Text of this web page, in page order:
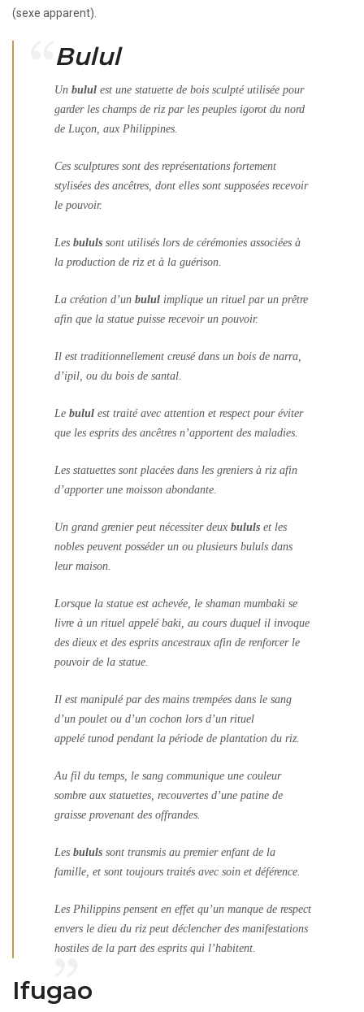
(sexe apparent).
Bulul
Un bulul est une statuette de bois sculpté utilisée pour
garder les champs de riz par les peuples igorot du nord
de Luçon, aux Philippines.
Ces sculptures sont des représentations fortement
stylisées des ancêtres, dont elles sont supposées recevoir
le pouvoir.
Les bululs sont utilisés lors de cérémonies associées à
la production de riz et à la guérison.
La création d’un bulul implique un rituel par un prêtre
afin que la statue puisse recevoir un pouvoir.
Il est traditionnellement creusé dans un bois de narra,
d’ipil, ou du bois de santal.
Le bulul est traité avec attention et respect pour éviter
que les esprits des ancêtres n’apportent des maladies.
Les statuettes sont placées dans les greniers à riz afin
d’apporter une moisson abondante.
Un grand grenier peut nécessiter deux bululs et les
nobles peuvent posséder un ou plusieurs bululs dans
leur maison.
Lorsque la statue est achevée, le shaman mumbaki se
livre à un rituel appelé baki , au cours duquel il invoque
des dieux et des esprits ancestraux afin de renforcer le
pouvoir de la statue.
Il est manipulé par des mains trempées dans le sang
d’un poulet ou d’un cochon lors d’un rituel
appelé tunod pendant la période de plantation du riz.
Au fil du temps, le sang communique une couleur
sombre aux statuettes, recouvertes d’une patine de
graisse provenant des offrandes.
Les bululs sont transmis au premier enfant de la
famille, et sont toujours traités avec soin et déférence.
Les Philippins pensent en effet qu’un manque de respect
envers le dieu du riz peut déclencher des manifestations
hostiles de la part des esprits qui l’habitent.
Ifugao